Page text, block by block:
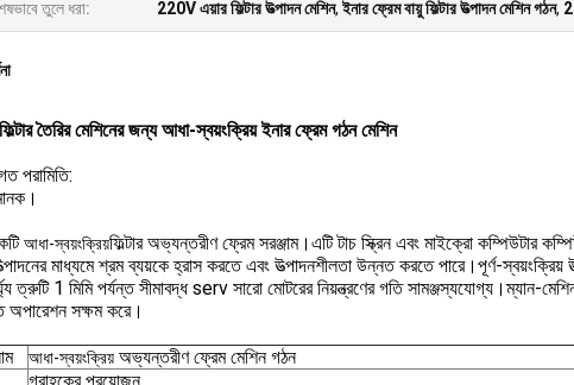
তুলে ধরা: 220V এয়ার ফিল্টার উত্পাদন মেশিন,ইনার ফ্রেম বায়ু ফিল্টার উত্পাদন মেশিন গঠন,
ফিল্টার তৈরির মেশিনের জন্য আধা-স্বয়ংক্রিয় ইনার ফ্রেম গঠন মেশিন
পরামিতি:
আধা-স্বয়ংক্রিয়ফিল্টার অভ্যন্তরীণ ফ্রেম সরঞ্জাম।এটি টাচ স্ক্রিন এবং মাইক্রো কম্পিউটার
মাধ্যমে শ্রম ব্যয়কে হ্রাস করতে এবং উত্পাদনশীলতা উন্নত করতে পারে।পূর্ণ-স্বয়ংক্রিয়
ত্রুটি 1 মিমি পর্যন্ত সীমাবদ্ধ serv সারো মোটরের নিয়ন্ত্রণের গতি সামঞ্জস্যযোগ্য।ম্যান-
অপারেশন সক্ষম করে।
আধা-স্বয়ংক্রিয় অভ্যন্তরীণ ফ্রেম মেশিন গঠন